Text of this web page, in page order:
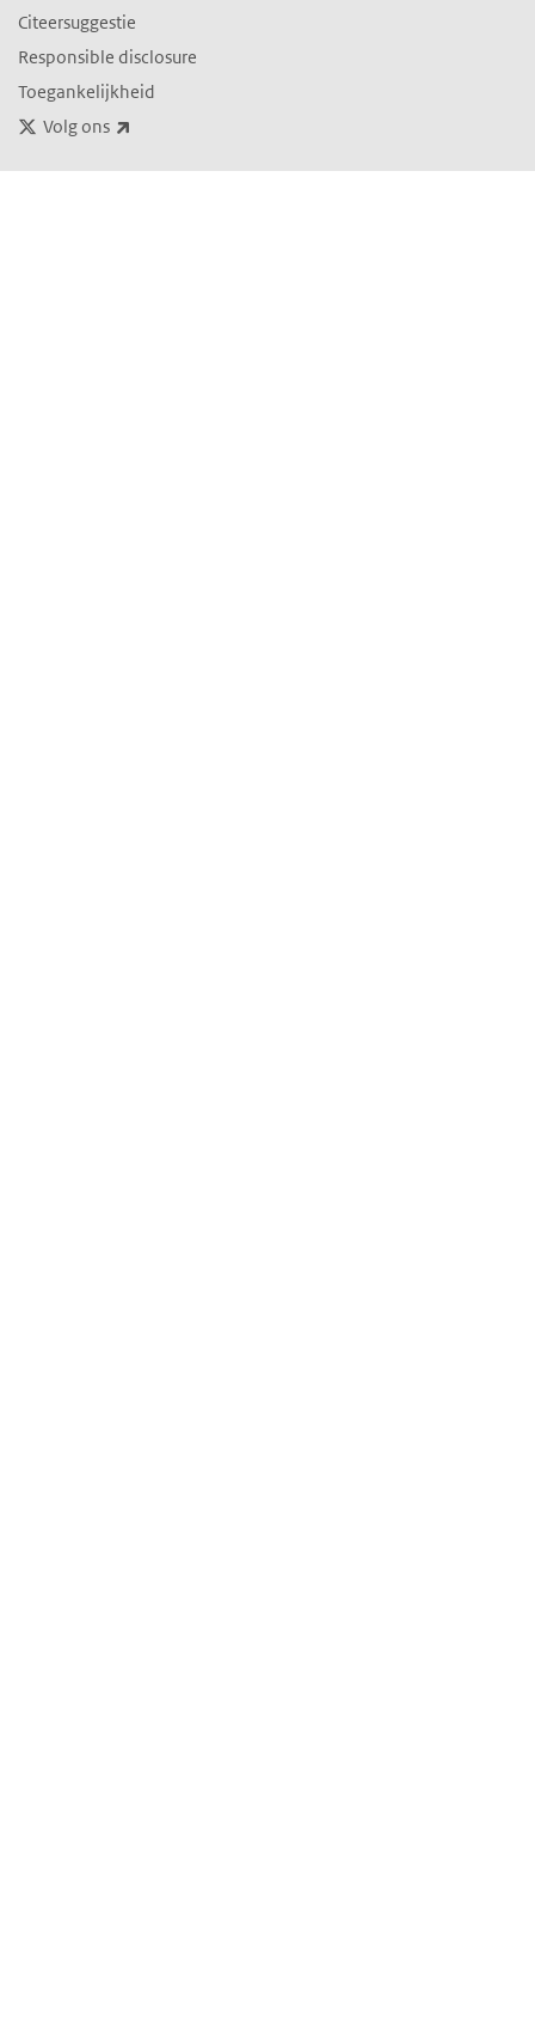
Citeersuggestie
Responsible disclosure
Toegankelijkheid
Volg ons